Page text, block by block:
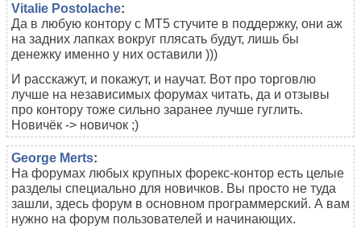
Vitalie Postolache:
Да в любую контору с МТ5 стучите в поддержку, они аж
на задних лапках вокруг плясать будут, лишь бы
денежку именно у них оставили )))
И расскажут, и покажут, и научат. Вот про торговлю
лучше на независимых форумах читать, да и отзывы
про контору тоже сильно заранее лучше гуглить.
Новичёк -> новичок ;)
George Merts:
На форумах любых крупных форекс-контор есть целые
разделы специально для новичков. Вы просто не туда
зашли, здесь форум в основном программерский. А вам
нужно на форум пользователей и начинающих.